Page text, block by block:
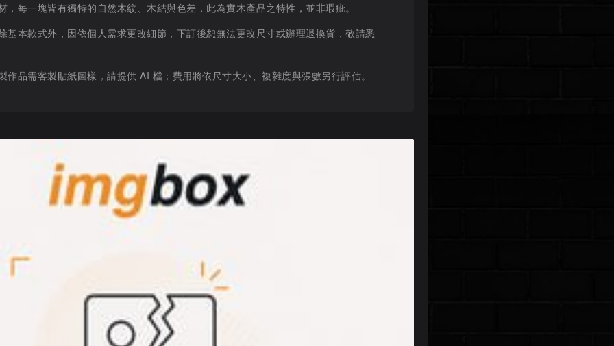
，每一塊皆有獨特的自然木紋、木結與色差，此為實木產品之特性，並非瑕疵。
基本款式外，因依個人需求更改細節，下訂後恕無法更改尺寸或辦理退換貨，敬請悉
作品需客製貼紙圖樣，請提供 AI 檔；費用將依尺寸大小、複雜度與張數另行評估。